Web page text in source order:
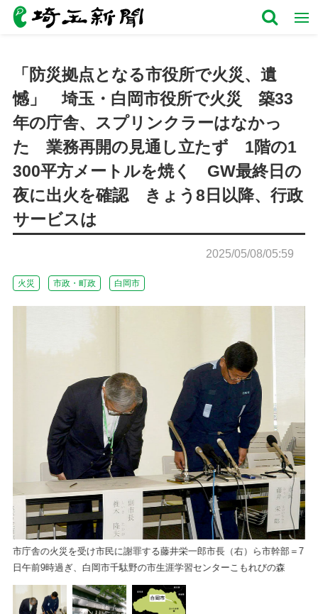
「防災拠点となる市役所で火災、遺
憾」 埼玉・白岡市役所で火災 築33
年の庁舎、スプリンクラーはなかっ
た 業務再開の見通し立たず 1階の1
300平方メートルを焼く GW最終日の
夜に出火を確認 きょう8日以降、行政
サービスは
2025/05/08/05:59
火災 市政・町政 白岡市
市庁舎の火災を受け市民に謝罪する藤井栄一郎市長（右）ら市幹部＝7
日午前9時過ぎ、白岡市千駄野の市生涯学習センターこもれびの森